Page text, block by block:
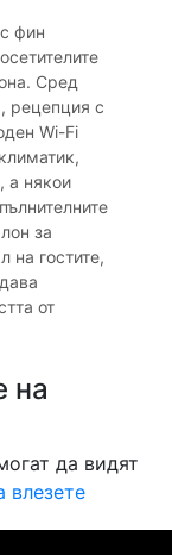
фин
Сред
рецепция с
Wi-Fi
а някои
за
на гостите,
от
на
да видят
влезете